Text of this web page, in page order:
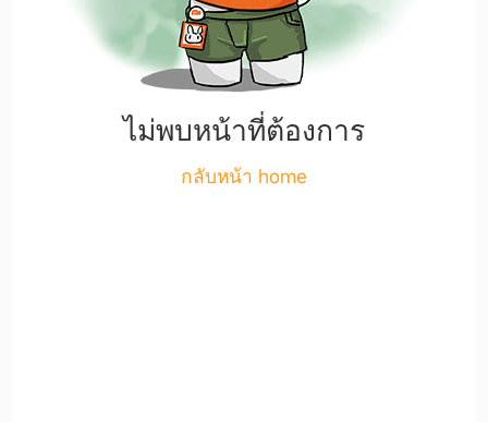
ไม่พบหน้าที่ต้องการ
กลับหน้า home